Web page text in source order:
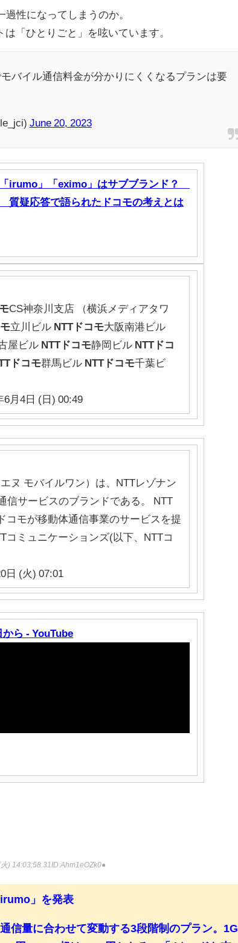
性になってしまうのか。
「ひとりごと」を呟いています。
バイル通信料金が分かりにくくなるプランは要
June 20, 2023
「irumo」「eximo」はサブブランド？
質疑応答で語られたドコモの考えとは
CS神奈川支店 （横浜メディアタワ
立川ビル NTTドコモ大阪南港ビル
屋ビル NTTドコモ静岡ビル NTTドコ
ドコモ群馬ビル NTTドコモ千葉ビ
6月4日 (日) 00:49
ヌ モバイルワン）は、NTTレゾナン
信サービスのブランドである。 NTT
コモが移動体通信事業のサービスを提
コミュニケーションズ(以下、NTTコ
日 (火) 07:01
から - YouTube
火) 14:03:58.31ID:Ahm1eOZk0●
」を発表
信量に合わせて変動する3段階制のプラン。1G